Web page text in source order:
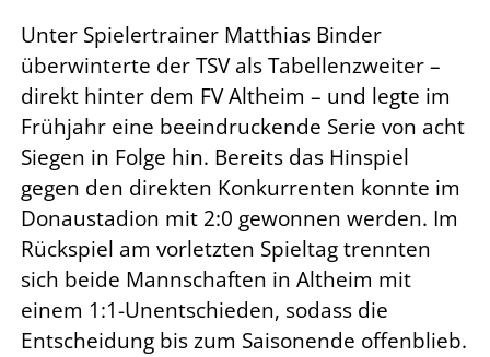
Unter Spielertrainer Matthias Binder
überwinterte der TSV als Tabellenzweiter –
direkt hinter dem FV Altheim – und legte im
Frühjahr eine beeindruckende Serie von acht
Siegen in Folge hin. Bereits das Hinspiel
gegen den direkten Konkurrenten konnte im
Donaustadion mit 2:0 gewonnen werden. Im
Rückspiel am vorletzten Spieltag trennten
sich beide Mannschaften in Altheim mit
einem 1:1-Unentschieden, sodass die
Entscheidung bis zum Saisonende offenblieb.